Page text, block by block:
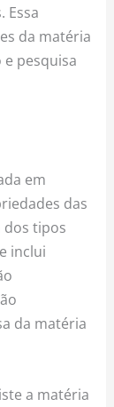
Essa
da matéria
pesquisa
em
das
dos tipos
inclui
da matéria
a matéria